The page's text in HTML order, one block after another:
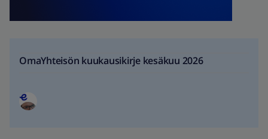
OmaYhteisön kuukausikirje kesäkuu 2026